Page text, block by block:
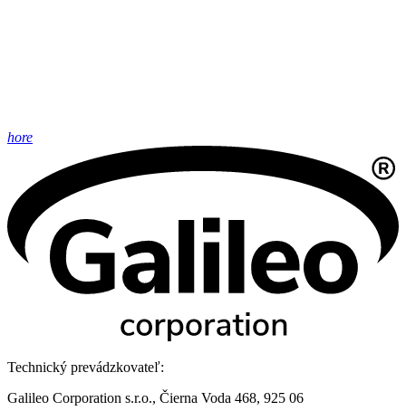
hore
Technický prevádzkovateľ:
Galileo Corporation s.r.o., Čierna Voda 468, 925 06